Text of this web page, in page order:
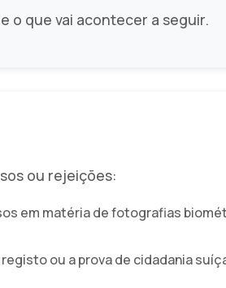
o que vai acontecer a seguir.
ou rejeições:
em matéria de fotografias
ou a prova de cidadania